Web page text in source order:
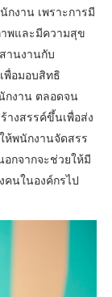
กงาน เพราะการมี
พและมีความสุข
านงานกับ
พื่อมอบสิทธิ
กงาน ตลอดจน
างสรรค์ขึ้นเพื่อส่ง
ห้พนักงานจัดสรร
อกจากจะช่วยให้มี
นในองค์กรไป